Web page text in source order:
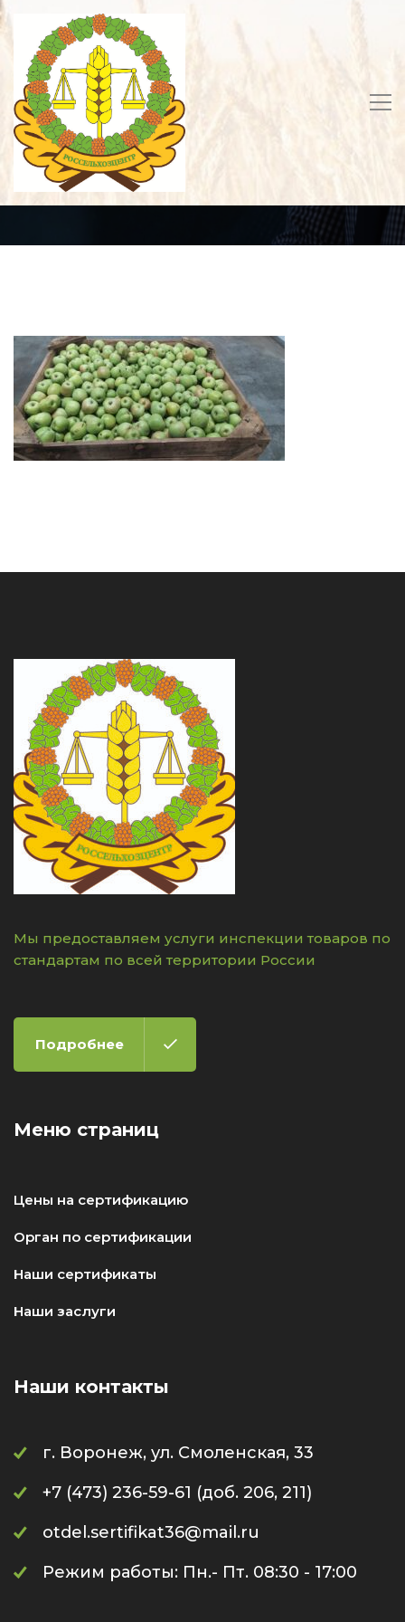
органические яблоки
Home Главная
Мы предоставляем услуги инспекции товаров по
стандартам по всей территории России
Подробнее
Меню страниц
Цены на сертификацию
Орган по сертификации
Наши сертификаты
Наши заслуги
Наши контакты
г. Воронеж, ул. Смоленская, 33
+7 (473) 236-59-61 (доб. 206, 211)
otdel.sertifikat36@mail.ru
Режим работы: Пн.- Пт. 08:30 - 17:00